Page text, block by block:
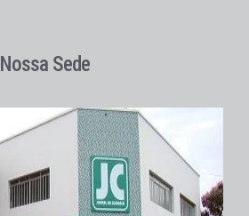
Nossa Sede